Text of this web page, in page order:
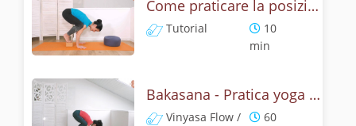
Come praticare la posizione del corvo? Tutorial Bakasana
Tutorial
10
min
Bakasana - Pratica yoga con la tecnica della posizione del corvo
Vinyasa Flow /
60